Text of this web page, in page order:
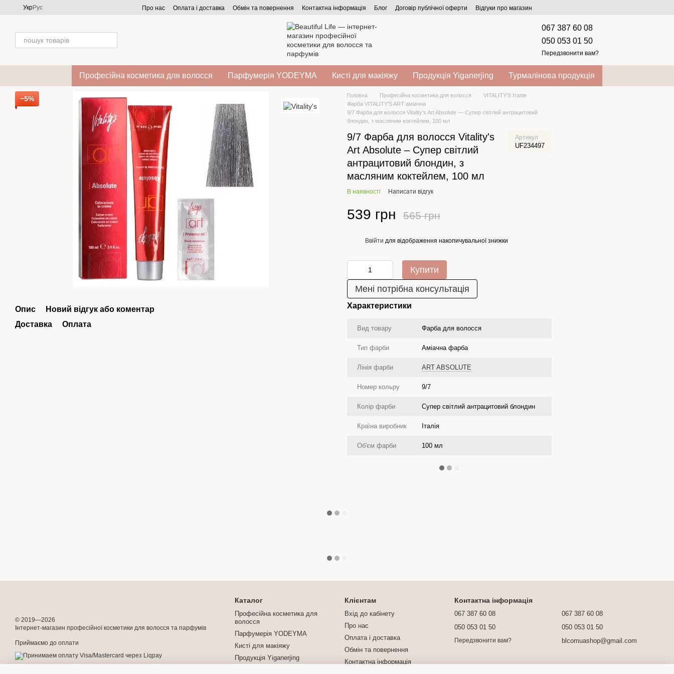
Перейти до основного контенту
УкрРус Про нас Оплата і доставка Обмін та повернення Контактна інформація Блог Договір публічної оферти Відгуки про магазин
067 387 60 08
050 053 01 50
Передзвонити вам?
Професійна косметика для волосся Парфумерія YODEYMA Кисті для макіяжу Продукція Yiganerjing Турмалінова продукція
−5%
Опис
Новий відгук або коментар
Доставка
Оплата
Головна Професійна косметика для волосся
VITALITY'S Італія
Фарба VITALITY'S ART аміачна
9/7 Фарба для волосся Vitality's Art Absolute — Супер світлий антрацитовий
блондин, з масляним коктейлем, 100 мл
9/7 Фарба для волосся Vitality's
Art Absolute – Супер світлий
антрацитовий блондин, з
масляним коктейлем, 100 мл
Артикул
UF234497
В наявності Написати відгук
539 грн 565 грн
Ввійти для відображення накопичувальної знижки
Купити
Мені потрібна консультація
Характеристики
Вид товару Фарба для волосся
Тип фарби Аміачна фарба
Лінія фарби ART ABSOLUTE
Номер кольру 9/7
Колір фарби Супер світлий антрацитовий блондин
Країна виробник Італія
Об'єм фарби 100 мл
© 2019—2026
Інтернет-магазин професійної косметики для волосся та парфумів
Приймаємо до оплати
Каталог
Професійна косметика для
волосся
Парфумерія YODEYMA
Кисті для макіяжу
Продукція Yiganerjing
Клієнтам
Вхід до кабінету
Про нас
Оплата і доставка
Обмін та повернення
Контактна інформація
Контактна інформація
067 387 60 08
050 053 01 50
Передзвонити вам?
067 387 60 08
050 053 01 50
blcomuashop@gmail.com